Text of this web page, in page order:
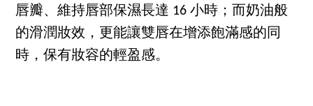
唇瓣、維持唇部保濕長達 16 小時；而奶油般
的滑潤妝效，更能讓雙唇在增添飽滿感的同
時，保有妝容的輕盈感。